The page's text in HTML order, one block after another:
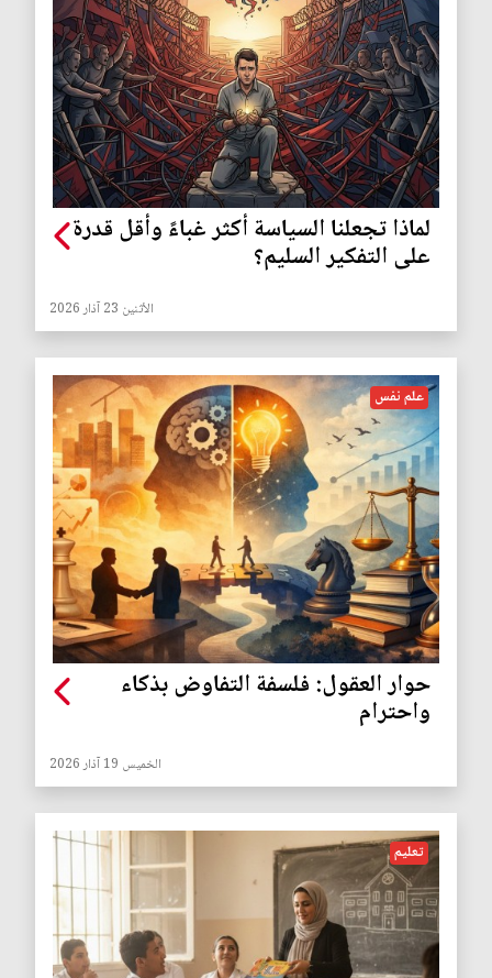
لماذا تجعلنا السياسة أكثر غباءً وأقل قدرة
على التفكير السليم؟
الأثنين 23 آذار 2026
علم نفس
حوار العقول: فلسفة التفاوض بذكاء
واحترام
الخميس 19 آذار 2026
تعليم